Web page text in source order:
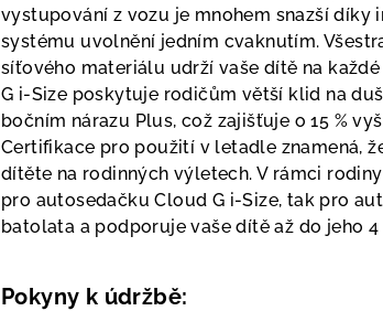
vystupování z vozu je mnohem snazší díky
systému uvolnění jedním cvaknutím.
síťového materiálu udrží vaše dítě na
G i-Size poskytuje rodičům větší klid na
bočním nárazu Plus, což zajišťuje o 15 %
Certifikace pro použití v letadle znamená,
dítěte na rodinných výletech. V rámci
pro autosedačku Cloud G i-Size, tak pro
batolata a podporuje vaše dítě až do jeho 4
Pokyny k údržbě: